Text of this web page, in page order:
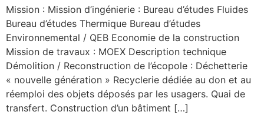
Mission : Mission d’ingénierie : Bureau d’études Fluides
Bureau d’études Thermique Bureau d’études
Environnemental / QEB Economie de la construction
Mission de travaux : MOEX Description technique
Démolition / Reconstruction de l’écopole : Déchetterie
« nouvelle génération » Recyclerie dédiée au don et au
réemploi des objets déposés par les usagers. Quai de
transfert. Construction d’un bâtiment […]